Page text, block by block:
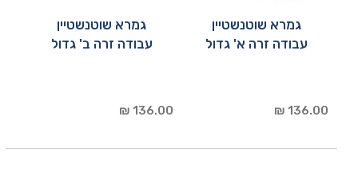
גמרא שוטנשטיין
עבודה זרה א' גדול
136.00 ₪
גמרא שוטנשטיין
עבודה זרה ב' גדול
136.00 ₪